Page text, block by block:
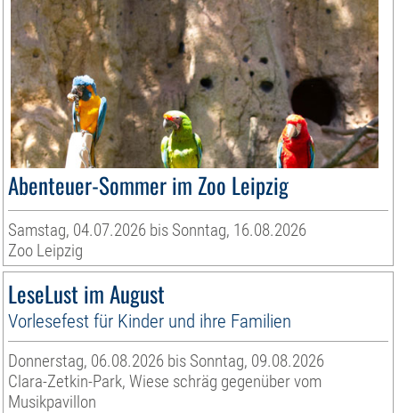
Abenteuer-Sommer im Zoo Leipzig
Samstag, 04.07.2026 bis Sonntag, 16.08.2026
Zoo Leipzig
LeseLust im August
Vorlesefest für Kinder und ihre Familien
Donnerstag, 06.08.2026 bis Sonntag, 09.08.2026
Clara-Zetkin-Park, Wiese schräg gegenüber vom
Musikpavillon